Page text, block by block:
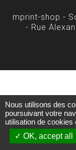
mprint-shop -
- Rue
Nous utilisons des
poursuivant votre
utilisation de cookies
OK, accept all